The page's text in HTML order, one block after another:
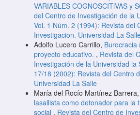
VARIABLES COGNOSCITlVAS y
del Centro de Investigación de la
Vol. 1 Núm. 2 (1994): Revista del
Investigacion. Universidad La
Adolfo Lucero Carrillo, Burocracia
proyecto educativo. , Revista del
Investigación de la Universidad la
17/18 (2002): Revista del Centro
Universidad La Salle
María del Rocío Martínez Barrera,
lasallista como detonador para la
social , Revista del Centro de